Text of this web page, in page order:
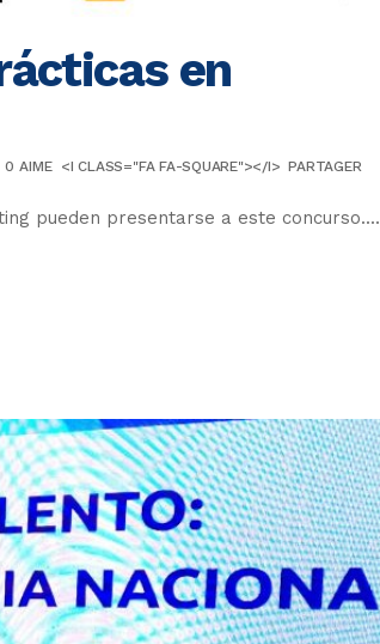
en
0 AIME <I CLASS="FA FA-SQUARE"></I> PARTAGER
pueden presentarse a este concurso....